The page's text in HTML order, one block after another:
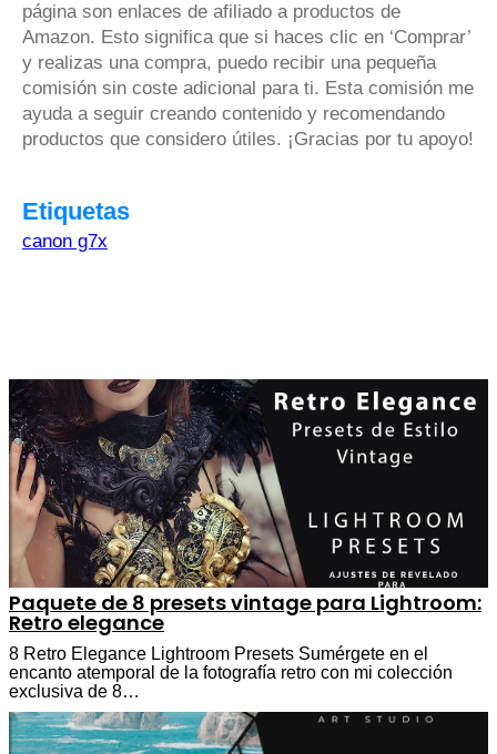
página son enlaces de afiliado a productos de
Amazon. Esto significa que si haces clic en ‘Comprar’
y realizas una compra, puedo recibir una pequeña
comisión sin coste adicional para ti. Esta comisión me
ayuda a seguir creando contenido y recomendando
productos que considero útiles. ¡Gracias por tu apoyo!
Etiquetas
canon g7x
Paquete de 8 presets vintage para Lightroom:
Retro elegance
8 Retro Elegance Lightroom Presets Sumérgete en el
encanto atemporal de la fotografía retro con mi colección
exclusiva de 8…